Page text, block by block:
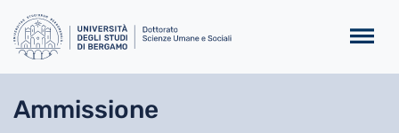
Ammissione